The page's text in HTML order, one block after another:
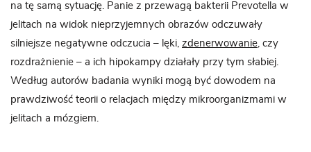
na tę samą sytuację. Panie z przewagą bakterii Prevotella w
jelitach na widok nieprzyjemnych obrazów odczuwały
silniejsze negatywne odczucia – lęki, zdenerwowanie, czy
rozdrażnienie – a ich hipokampy działały przy tym słabiej.
Według autorów badania wyniki mogą być dowodem na
prawdziwość teorii o relacjach między mikroorganizmami w
jelitach a mózgiem.